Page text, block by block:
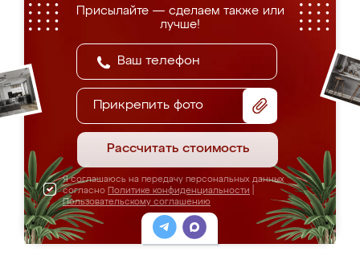
Присылайте — сделаем также или
лучше!
Прикрепить фото
Рассчитать стоимость
Я соглашаюсь на передачу персональных данных
согласно Политике конфиденциальности
Пользовательскому соглашению